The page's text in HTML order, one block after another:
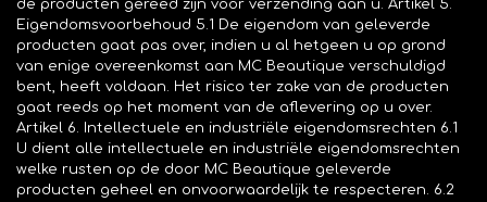
de producten gereed zijn voor verzending aan u. Artikel 5.
Eigendomsvoorbehoud 5.1 De eigendom van geleverde
producten gaat pas over, indien u al hetgeen u op grond
van enige overeenkomst aan MC Beautique verschuldigd
bent, heeft voldaan. Het risico ter zake van de producten
gaat reeds op het moment van de aflevering op u over.
Artikel 6. Intellectuele en industriële eigendomsrechten 6.1
U dient alle intellectuele en industriële eigendomsrechten
welke rusten op de door MC Beautique geleverde
producten geheel en onvoorwaardelijk te respecteren. 6.2